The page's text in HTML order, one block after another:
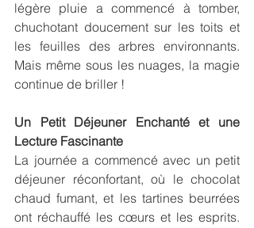
légère pluie a commencé à tomber,
chuchotant doucement sur les toits et
les feuilles des arbres environnants.
Mais même sous les nuages, la magie
continue de briller !
Un Petit Déjeuner Enchanté et une
Lecture Fascinante
La journée a commencé avec un petit
déjeuner réconfortant, où le chocolat
chaud fumant, et les tartines beurrées
ont réchauffé les cœurs et les esprits.